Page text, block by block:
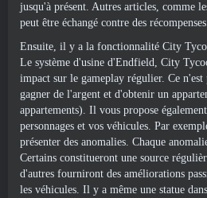
jusqu'à présent. Autres articles, comme
peut être échangé contre des
Ensuite, il y a la fonctionnalité City
Le système d'usine d'Endfield, City
impact sur le gameplay régulier. Ce n'est
gagner de l'argent et d'obtenir un
appartements). Il vous propose
personnages et vos véhicules. Par
présenter des anomalies. Chaque
Certains constitueront une source
d'autres fourniront des améliorations
les véhicules. Il y a même une statue